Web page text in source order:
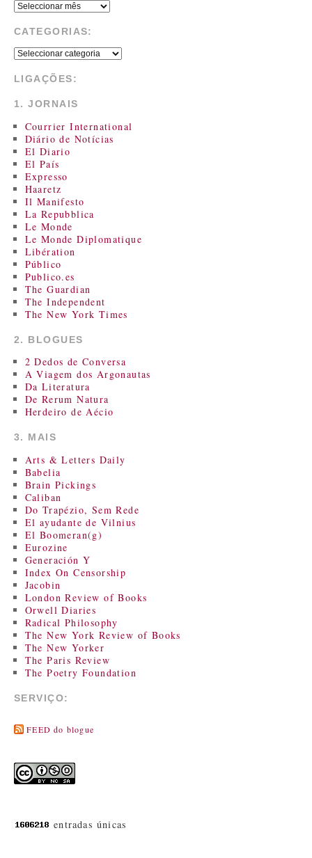
CATEGORIAS:
LIGAÇÕES:
1. JORNAIS
Courrier International
Diário de Notícias
El Diario
El País
Expresso
Haaretz
Il Manifesto
La Repubblica
Le Monde
Le Monde Diplomatique
Libération
Público
Publico.es
The Guardian
The Independent
The New York Times
2. BLOGUES
2 Dedos de Conversa
A Viagem dos Argonautas
Da Literatura
De Rerum Natura
Herdeiro de Aécio
3. MAIS
Arts & Letters Daily
Babelia
Brain Pickings
Caliban
Do Trapézio, Sem Rede
El ayudante de Vilnius
El Boomeran(g)
Eurozine
Generación Y
Index On Censorship
Jacobin
London Review of Books
Orwell Diaries
Radical Philosophy
The New York Review of Books
The New Yorker
The Paris Review
The Poetry Foundation
SERVIÇO:
FEED do blogue
entradas únicas